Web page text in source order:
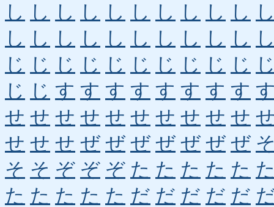
し し し し し し し し し し
し し し し し し し し し し
じ じ じ じ じ じ じ じ じ じ
じ じ す す す す す す す す
せ せ せ せ せ せ せ せ せ せ
せ せ せ ぜ ぜ ぜ ぜ ぜ ぜ ぜ
そ そ ぞ ぞ ぞ た た た た た
た た た た た だ だ だ だ だ